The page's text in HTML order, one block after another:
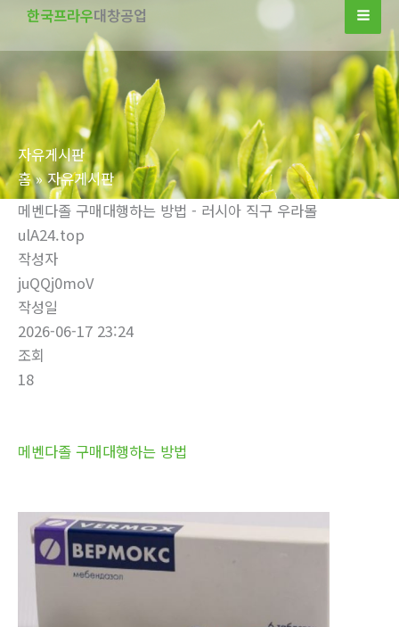
너
뛰
기
한국프라우대창공업
자유게시판
홈
자유게시판
메벤다졸 구매대행하는 방법 - 러시아 직구 우라몰
ulA24.top
작성자
juQQj0moV
작성일
2026-06-17 23:24
조회
18
메벤다졸 구매대행하는 방법